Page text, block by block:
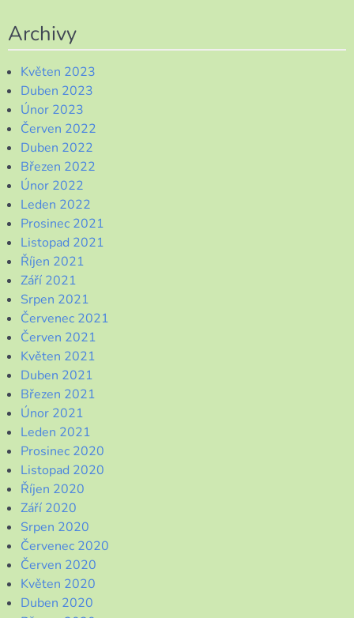
Archivy
Květen 2023
Duben 2023
Únor 2023
Červen 2022
Duben 2022
Březen 2022
Únor 2022
Leden 2022
Prosinec 2021
Listopad 2021
Říjen 2021
Září 2021
Srpen 2021
Červenec 2021
Červen 2021
Květen 2021
Duben 2021
Březen 2021
Únor 2021
Leden 2021
Prosinec 2020
Listopad 2020
Říjen 2020
Září 2020
Srpen 2020
Červenec 2020
Červen 2020
Květen 2020
Duben 2020